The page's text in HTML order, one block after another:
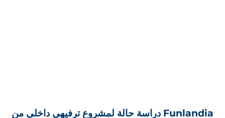
دراسة حالة لمشروع ترفيهي داخلي من Funlandia